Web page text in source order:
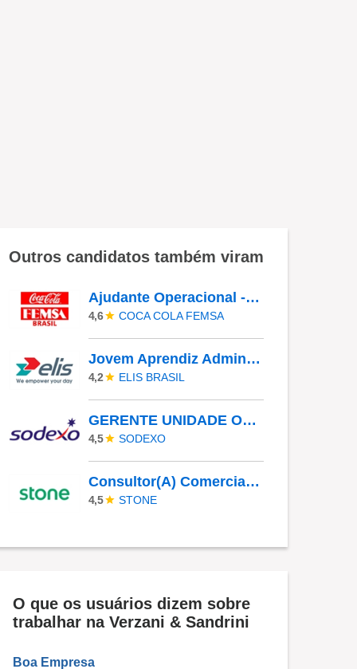
Outros candidatos também viram
Ajudante Operacional - CD ABC
4,6 COCA COLA FEMSA
Jovem Aprendiz Administrativo
4,2 ELIS BRASIL
GERENTE UNIDADE OPERACIONAL I - UAN
4,5 SODEXO
Consultor(A) Comercial Externo
4,5 STONE
O que os usuários dizem sobre
trabalhar na Verzani & Sandrini
Boa Empresa